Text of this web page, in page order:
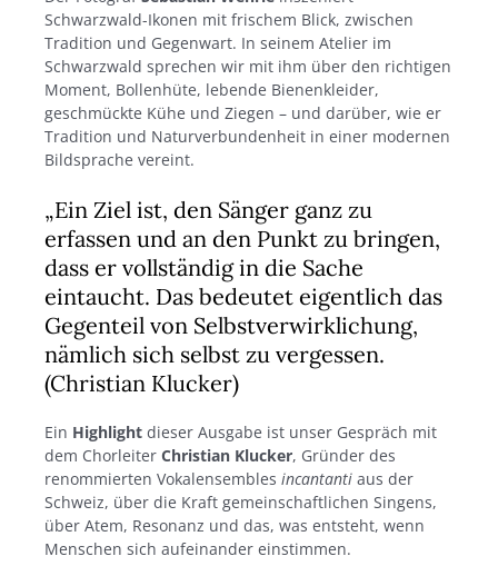
Schwarzwald-Ikonen mit frischem Blick, zwischen
Tradition und Gegenwart. In seinem Atelier im
Schwarzwald sprechen wir mit ihm über den richtigen
Moment, Bollenhüte, lebende Bienenkleider,
geschmückte Kühe und Ziegen – und darüber, wie er
Tradition und Naturverbundenheit in einer modernen
Bildsprache vereint.
„Ein Ziel ist, den Sänger ganz zu
erfassen und an den Punkt zu bringen,
dass er vollständig in die Sache
eintaucht. Das bedeutet eigentlich das
Gegenteil von Selbstverwirklichung,
nämlich sich selbst zu vergessen.
(Christian Klucker)
Ein Highlight dieser Ausgabe ist unser Gespräch mit
dem Chorleiter Christian Klucker, Gründer des
renommierten Vokalensembles incantanti aus der
Schweiz, über die Kraft gemeinschaftlichen Singens,
über Atem, Resonanz und das, was entsteht, wenn
Menschen sich aufeinander einstimmen.